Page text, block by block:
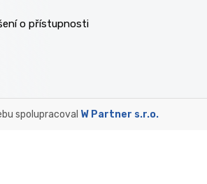
o přístupnosti
spolupracoval W Partner s.r.o.